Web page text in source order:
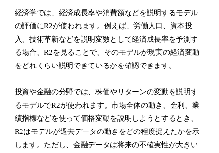
経済学では、経済成長率や消費額などを説明するモデル
の評価にR2が使われます。例えば、労働人口、資本投
入、技術革新などを説明変数として経済成長率を予測す
る場合、R2を見ることで、そのモデルが現実の経済変動
をどれくらい説明できているかを確認できます。
投資や金融の分野では、株価やリターンの変動を説明す
るモデルでR2が使われます。市場全体の動き、金利、業
績指標などを使って価格変動を説明しようとするとき、
R2はモデルが過去データの動きをどの程度捉えたかを示
します。ただし、金融データは将来の不確実性が大きい